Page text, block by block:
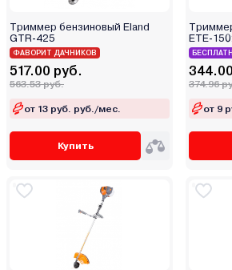
Триммер бензиновый Eland
GTR-425
ФАВОРИТ ДАЧНИКОВ
517.00 руб.
563.53 руб.
от 13 руб. руб./мес.
Купить
ETE-
374.96
от 9